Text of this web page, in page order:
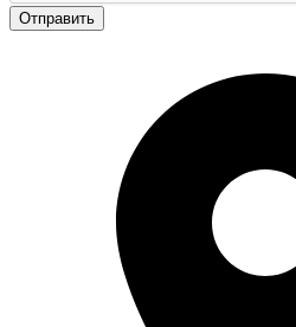
Отправить